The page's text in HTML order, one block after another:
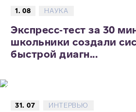
1. 08 НАУКА
Экспресс‑тест за 30
школьники создали
быстрой диагн...
31. 07 ИНТЕРВЬЮ